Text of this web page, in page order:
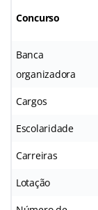
Concurso
Banca
organizadora
Cargos
Escolaridade
Carreiras
Lotação